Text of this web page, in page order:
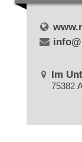
Im
75382